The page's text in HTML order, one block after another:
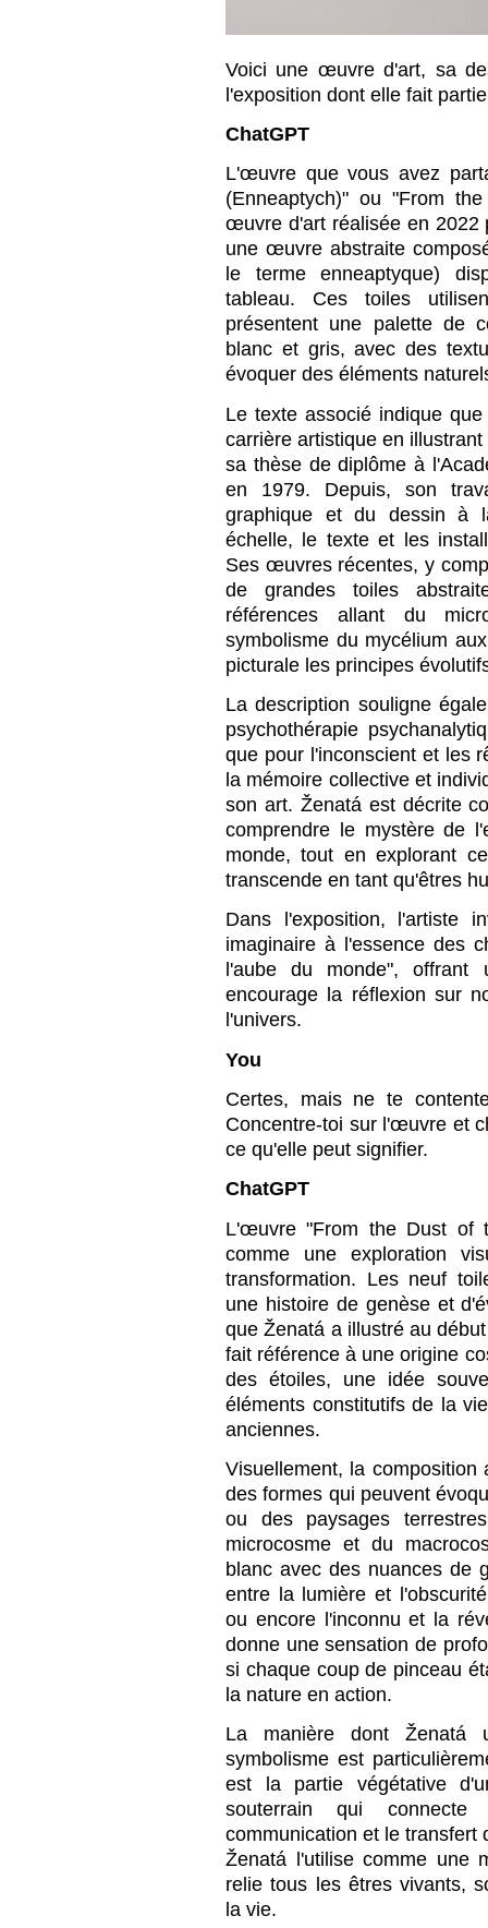
Voici une œuvre d'art, sa
l'exposition dont elle fait
ChatGPT
L'œuvre que vous avez
(Enneaptych)" ou "From
œuvre d'art réalisée en 2022
une œuvre abstraite
le terme enneaptyque)
tableau. Ces toiles
présentent une palette de
blanc et gris, avec des
évoquer des éléments
Le texte associé indique
carrière artistique en
sa thèse de diplôme à
en 1979. Depuis, son
graphique et du dessin à
échelle, le texte et les
Ses œuvres récentes, y
de grandes toiles
références allant du
symbolisme du mycélium
picturale les principes
La description souligne
psychothérapie
que pour l'inconscient et les
la mémoire collective et
son art. Ženatá est décrite
comprendre le mystère de
monde, tout en explorant
transcende en tant qu'êtres
Dans l'exposition, l'artiste
imaginaire à l'essence des
l'aube du monde", offrant
encourage la réflexion sur
l'univers.
You
Certes, mais ne te
Concentre-toi sur l'œuvre et
ce qu'elle peut signifier.
ChatGPT
L'œuvre "From the Dust of
comme une exploration
transformation. Les neuf
une histoire de genèse et
que Ženatá a illustré au
fait référence à une origine
des étoiles, une idée
éléments constitutifs de la
anciennes.
Visuellement, la composition
des formes qui peuvent
ou des paysages
microcosme et du
blanc avec des nuances de
entre la lumière et
ou encore l'inconnu et la
donne une sensation de
si chaque coup de pinceau
la nature en action.
La manière dont Ženatá
symbolisme est
est la partie végétative
souterrain qui
communication et le transfert
Ženatá l'utilise comme une
relie tous les êtres vivants,
la vie.